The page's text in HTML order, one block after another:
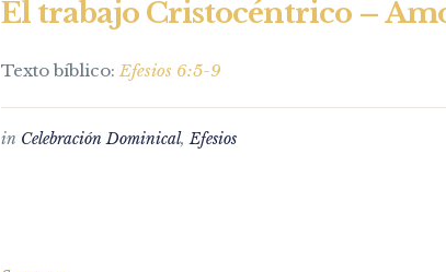
El trabajo Cristocéntrico –
Texto bíblico:Efesios 6:5-9
in Celebración Dominical,Efesios